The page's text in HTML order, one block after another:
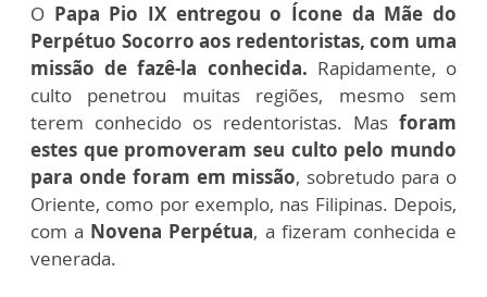
O Papa Pio IX entregou o Ícone da Mãe do
Perpétuo Socorro aos redentoristas, com uma
missão de fazê-la conhecida. Rapidamente, o
culto penetrou muitas regiões, mesmo sem
terem conhecido os redentoristas. Mas foram
estes que promoveram seu culto pelo mundo
para onde foram em missão, sobretudo para o
Oriente, como por exemplo, nas Filipinas. Depois,
com a Novena Perpétua, a fizeram conhecida e
venerada.